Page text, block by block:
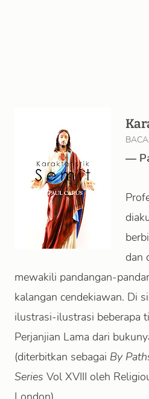
—
dan
mewakili pandangan-
kalangan cendekiawan. Di
ilustrasi-ilustrasi beberapa
Perjanjian Lama dari
(diterbitkan sebagai By
Series Vol XVIII oleh